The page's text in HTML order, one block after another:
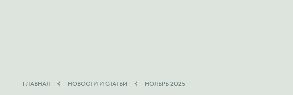
ГЛАВНАЯ НОВОСТИ И СТАТЬИ НОЯБРЬ 2025